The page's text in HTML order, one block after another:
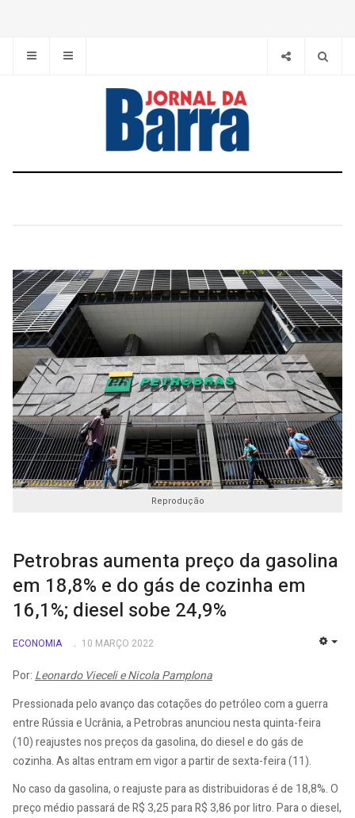
Reprodução
Petrobras aumenta preço da gasolina
em 18,8% e do gás de cozinha em
16,1%; diesel sobe 24,9%
ECONOMIA 10 MARÇO 2022
Por:Leonardo Vieceli e Nicola Pamplona
Pressionada pelo avanço das cotações do petróleo com a guerra
entre Rússia e Ucrânia, a Petrobras anunciou nesta quinta-feira
(10) reajustes nos preços da gasolina, do diesel e do gás de
cozinha. As altas entram em vigor a partir de sexta-feira (11).
No caso da gasolina, o reajuste para as distribuidoras é de 18,8%. O
preço médio passará de R$ 3,25 para R$ 3,86 por litro. Para o diesel,